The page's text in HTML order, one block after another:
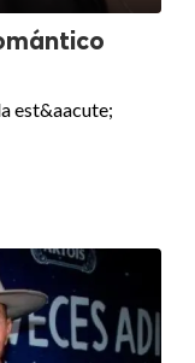
est&aacute;